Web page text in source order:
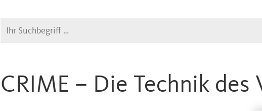
Suche
CRIME – Die Technik des